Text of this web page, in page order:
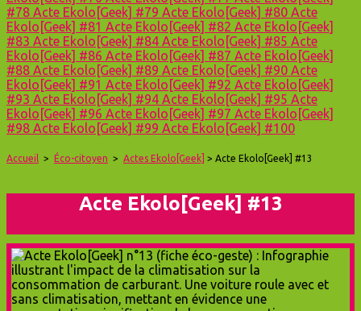
#78 Acte Ekolo[Geek] #79 Acte Ekolo[Geek] #80 Acte
Ekolo[Geek] #81 Acte Ekolo[Geek] #82 Acte Ekolo[Geek]
#83 Acte Ekolo[Geek] #84 Acte Ekolo[Geek] #85 Acte
Ekolo[Geek] #86 Acte Ekolo[Geek] #87 Acte Ekolo[Geek]
#88 Acte Ekolo[Geek] #89 Acte Ekolo[Geek] #90 Acte
Ekolo[Geek] #91 Acte Ekolo[Geek] #92 Acte Ekolo[Geek]
#93 Acte Ekolo[Geek] #94 Acte Ekolo[Geek] #95 Acte
Ekolo[Geek] #96 Acte Ekolo[Geek] #97 Acte Ekolo[Geek]
#98 Acte Ekolo[Geek] #99 Acte Ekolo[Geek] #100
Accueil > Éco-citoyen > Actes Ekolo[Geek] > Acte Ekolo[Geek] #13
Acte Ekolo[Geek] #13